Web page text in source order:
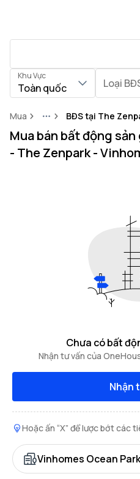
Khu Vực
Toàn quốc Loại
Mua MoreBĐS tại The
Mua bán bất động sản
- The Zenpark -
Chưa có bất
Nhận tư vấn của
Nhận
Hoặc ấn “X” để lược bớt các
Vinhomes Ocean Park